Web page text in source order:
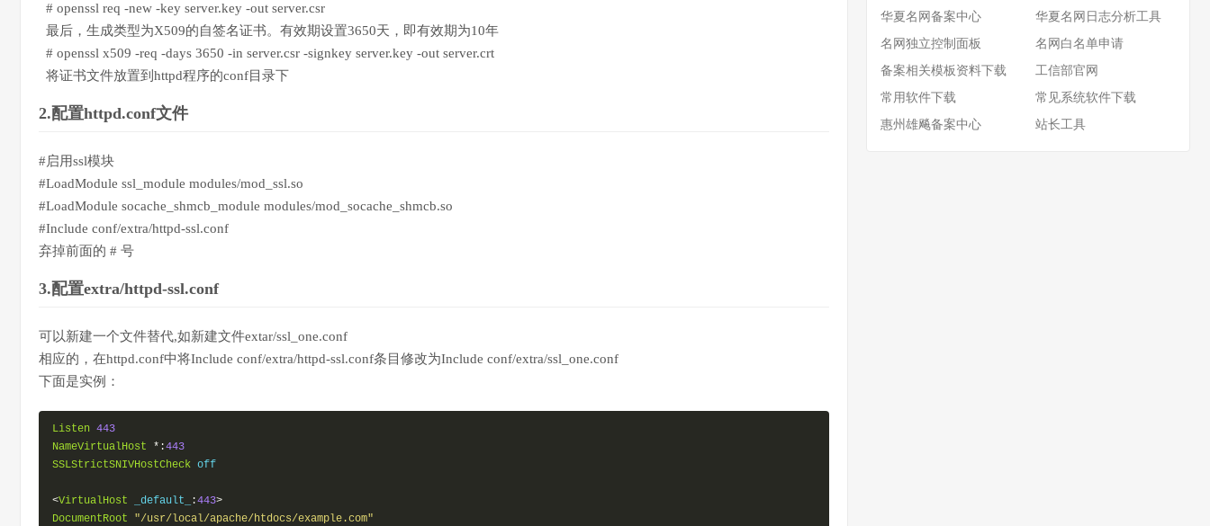
# openssl req -new -key server.key -out server.csr
最后，生成类型为X509的自签名证书。有效期设置3650天，即有效期为10年
# openssl x509 -req -days 3650 -in server.csr -signkey server.key -out server.crt
将证书文件放置到httpd程序的conf目录下
2.配置httpd.conf文件
#启用ssl模块
#LoadModule ssl_module modules/mod_ssl.so
#LoadModule socache_shmcb_module modules/mod_socache_shmcb.so
#Include conf/extra/httpd-ssl.conf
弃掉前面的 # 号
3.配置extra/httpd-ssl.conf
可以新建一个文件替代,如新建文件extar/ssl_one.conf
相应的，在httpd.conf中将Include conf/extra/httpd-ssl.conf条目修改为Include conf/extra/ssl_one.conf
下面是实例：
Listen 443
NameVirtualHost
*:443
SSLStrictSNIVHostCheck off
<VirtualHost _default_ :443>
DocumentRoot
"/usr/local/apache/htdocs/example.com"
华夏名网备案中心
华夏名网日志分析工具
名网独立控制面板
名网白名单申请
备案相关模板资料下载
工信部官网
常用软件下载
常见系统软件下载
惠州雄飚备案中心
站长工具